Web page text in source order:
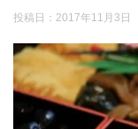
投稿日： 2017年11月3日